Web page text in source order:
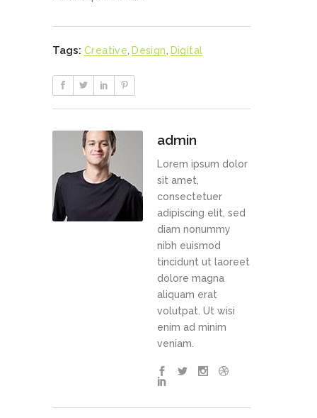
Tags: Creative Design Digital
admin
Lorem ipsum dolor
sit amet,
consectetuer
adipiscing elit, sed
diam nonummy
nibh euismod
tincidunt ut laoreet
dolore magna
aliquam erat
volutpat. Ut wisi
enim ad minim
veniam.